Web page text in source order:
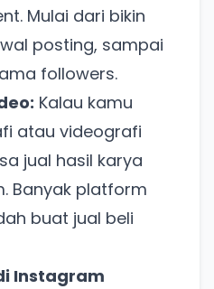
Mulai dari bikin
posting, sampai
followers.
Kalau kamu
atau videografi
jual hasil karya
Banyak platform
buat jual beli
Instagram